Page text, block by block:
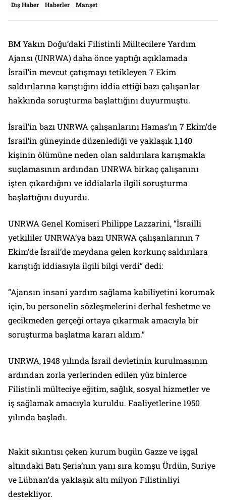
Dış Haber Haberler Manşet
BM Yakın Doğu’daki Filistinli Mültecilere Yardım
Ajansı (UNRWA) daha önce yaptığı açıklamada
İsrail’in mevcut çatışmayı tetikleyen 7 Ekim
saldırılarına karıştığını iddia ettiği bazı çalışanlar
hakkında soruşturma başlattığını duyurmuştu.
İsrail’in bazı UNRWA çalışanlarını Hamas’ın 7 Ekim’de
İsrail’in güneyinde düzenlediği ve yaklaşık 1,140
kişinin ölümüne neden olan saldırılara karışmakla
suçlamasının ardından UNRWA birkaç çalışanını
işten çıkardığını ve iddialarla ilgili soruşturma
başlattığını duyurdu.
UNRWA Genel Komiseri Philippe Lazzarini, “İsrailli
yetkililer UNRWA’ya bazı UNRWA çalışanlarının 7
Ekim’de İsrail’de meydana gelen korkunç saldırılara
karıştığı iddiasıyla ilgili bilgi verdi” dedi:
“Ajansın insani yardım sağlama kabiliyetini korumak
için, bu personelin sözleşmelerini derhal feshetme ve
gecikmeden gerçeği ortaya çıkarmak amacıyla bir
soruşturma başlatma kararı aldım.”
UNRWA, 1948 yılında İsrail devletinin kurulmasının
ardından zorla yerlerinden edilen yüz binlerce
Filistinli mülteciye eğitim, sağlık, sosyal hizmetler ve
iş sağlamak amacıyla kuruldu. Faaliyetlerine 1950
yılında başladı.
Nakit sıkıntısı çeken kurum bugün Gazze ve işgal
altındaki Batı Şeria’nın yanı sıra komşu Ürdün, Suriye
ve Lübnan’da yaklaşık altı milyon Filistinliyi
destekliyor.